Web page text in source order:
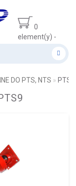
0
element(y) -
DO PTS, NTS PTS